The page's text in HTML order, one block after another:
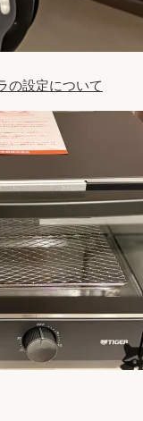
設定について